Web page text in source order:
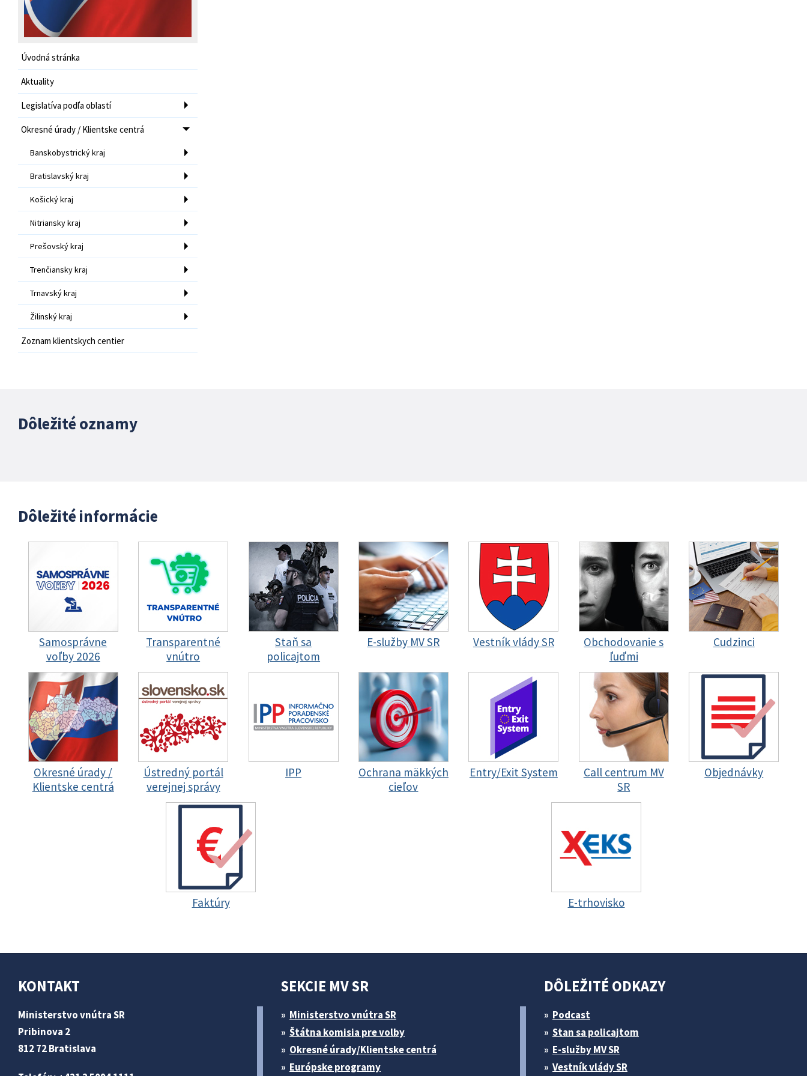
Úvodná stránka
Aktuality
Legislatíva podľa oblastí
Okresné úrady / Klientske centrá
Banskobystrický kraj
Bratislavský kraj
Košický kraj
Nitriansky kraj
Prešovský kraj
Trenčiansky kraj
Trnavský kraj
Žilinský kraj
Zoznam klientskych centier
Dôležité oznamy
Dôležité informácie
Samosprávne
voľby 2026
Transparentné
vnútro
Staň sa
policajtom
E-služby MV SR Vestník vlády SR
Obchodovanie s
ľuďmi
Cudzinci
Okresné úrady /
Klientske centrá
Ústredný portál
verejnej správy
IPP
Ochrana mäkkých
cieľov
Entry/Exit System
Call centrum MV
SR
Objednávky
Faktúry E-trhovisko
KONTAKT
Ministerstvo vnútra SR
Pribinova 2
812 72 Bratislava
SEKCIE MV SR
Ministerstvo vnútra SR
Štátna komisia pre volby
Okresné úrady/Klientske centrá
Európske programy
DÔLEŽITÉ ODKAZY
Podcast
Stan sa policajtom
E-služby MV SR
Vestník vlády SR